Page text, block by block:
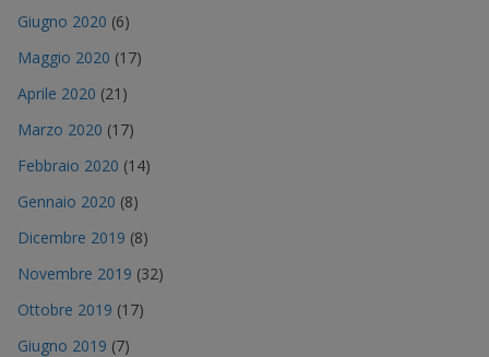
Giugno 2020 (6)
Maggio 2020 (17)
Aprile 2020 (21)
Marzo 2020 (17)
Febbraio 2020 (14)
Gennaio 2020 (8)
Dicembre 2019 (8)
Novembre 2019 (32)
Ottobre 2019 (17)
Giugno 2019 (7)